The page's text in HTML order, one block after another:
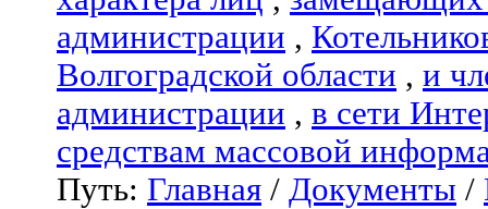
администрации ,
Волгоградской области , и
администрации , в сети
средствам массовой
Путь: Главная / Документы /